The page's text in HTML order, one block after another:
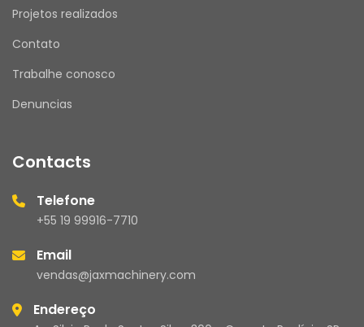
Projetos realizados
Contato
Trabalhe conosco
Denuncias
Contacts
Telefone
+55 19 99916-7710
Email
vendas@jaxmachinery.com
Endereço